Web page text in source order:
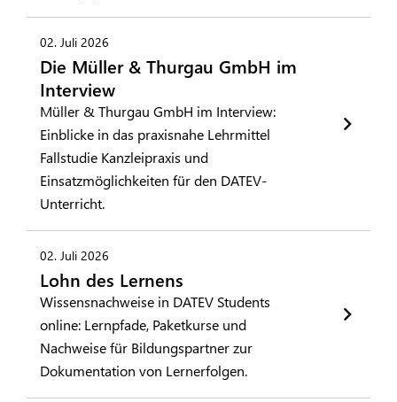
02. Juli 2026
Die Müller & Thurgau GmbH im
Interview
Müller & Thurgau GmbH im Interview:
Einblicke in das praxisnahe Lehrmittel
Fallstudie Kanzleipraxis und
Einsatzmöglichkeiten für den DATEV-
Unterricht.
02. Juli 2026
Lohn des Lernens
Wissensnachweise in DATEV Students
online: Lernpfade, Paketkurse und
Nachweise für Bildungspartner zur
Dokumentation von Lernerfolgen.